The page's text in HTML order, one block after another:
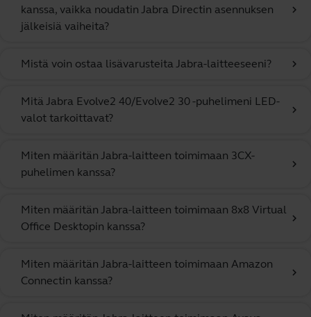
kanssa, vaikka noudatin Jabra Directin asennuksen
jälkeisiä vaiheita?
chevron_right
Mistä voin ostaa lisävarusteita Jabra-laitteeseeni? chevron_right
Mitä Jabra Evolve2 40/Evolve2 30 -puhelimeni LED-
valot tarkoittavat?
chevron_right
Miten määritän Jabra-laitteen toimimaan 3CX-
puhelimen kanssa?
chevron_right
Miten määritän Jabra-laitteen toimimaan 8x8 Virtual
Office Desktopin kanssa?
chevron_right
Miten määritän Jabra-laitteen toimimaan Amazon
Connectin kanssa?
chevron_right